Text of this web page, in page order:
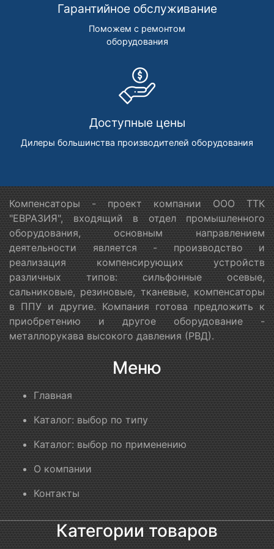
Гарантийное обслуживание
Поможем с ремонтом
оборудования
Доступные цены
Дилеры большинства производителей оборудования
Компенсаторы - проект компании ООО ТТК
"ЕВРАЗИЯ", входящий в отдел промышленного
оборудования, основным направлением
деятельности является - производство и
реализация компенсирующих устройств
различных типов: сильфонные осевые,
сальниковые, резиновые, тканевые, компенсаторы
в ППУ и другие. Компания готова предложить к
приобретению и другое оборудование -
металлорукава высокого давления (РВД).
Меню
Главная
Каталог: выбор по типу
Каталог: выбор по применению
О компании
Контакты
Категории товаров